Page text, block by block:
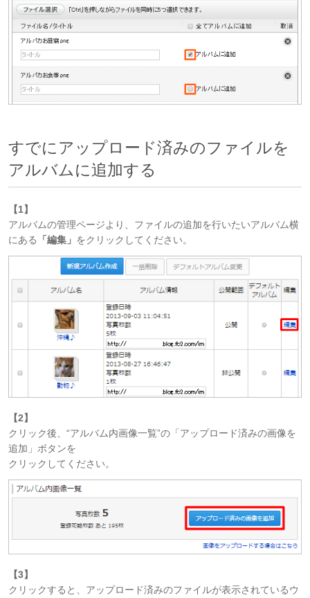
すでにアップロード済みのファイルを
アルバムに追加する
【1】
アルバムの管理ページより、ファイルの追加を行いたいアルバム横
にある
「編集」 をクリックしてください。
【2】
クリック後、“アルバム内画像一覧”の「アップロード済みの画像を
追加」ボタンを
クリックしてください。
【3】
クリックすると、アップロード済みのファイルが表示されているウ